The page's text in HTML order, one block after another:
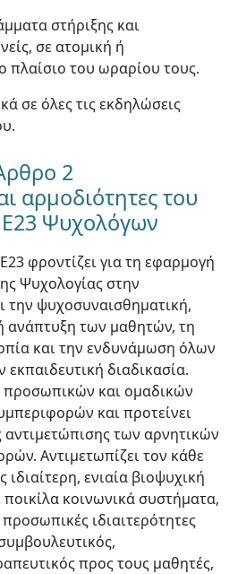
στήριξης και
σε ατομική ή
πλαίσιο του ωραρίου τους.
σε όλες τις εκδηλώσεις
2
αρμοδιότητες του
Ψυχολόγων
φροντίζει για τη εφαρμογή
Ψυχολογίας στην
την ψυχοσυναισθηματική,
ανάπτυξη των μαθητών, τη
και την ενδυνάμωση όλων
διαδικασία.
προσωπικών και ομαδικών
και προτείνει
αντιμετώπισης των αρνητικών
Αντιμετωπίζει τον κάθε
ενιαία βιοψυχική
κοινωνικά συστήματα,
ιδιαιτερότητες
προς τους μαθητές,